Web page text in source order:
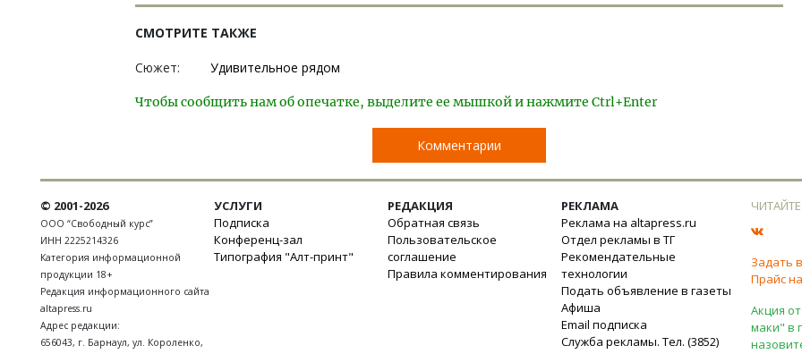
СМОТРИТЕ ТАКЖЕ
Сюжет: Удивительное рядом
Чтобы сообщить нам об опечатке, выделите ее мышкой и нажмите Ctrl+Enter
Комментарии
© 2001-2026
ООО “Свободный курс”
ИНН 2225214326
Категория информационной
продукции 18+
Редакция информационного сайта
altapress.ru
Адрес редакции:
656043, г. Барнаул, ул. Короленко,
УСЛУГИ
Подписка
Конференц-зал
Типография "Алт-принт"
РЕДАКЦИЯ
Обратная связь
Пользовательское
соглашение
Правила комментирования
РЕКЛАМА
Реклама на altapress.ru
Отдел рекламы в ТГ
Рекомендательные
технологии
Подать объявление в газеты
Афиша
Email подписка
Служба рекламы. Тел. (3852)
Задать
Прайс
Акция
маки" в